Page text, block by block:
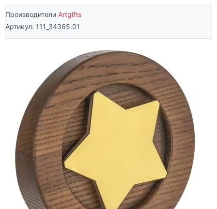
Производители Artgifts
Артикул: 111_34365.01